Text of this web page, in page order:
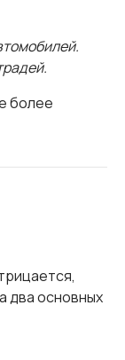
более
два основных